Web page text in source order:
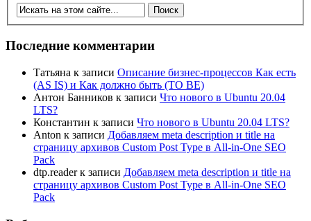
Последние комментарии
Татьяна к записи Описание бизнес-процессов Как есть
(AS IS) и Как должно быть (TO BE)
Антон Банников к записи Что нового в Ubuntu 20.04
LTS?
Константин к записи Что нового в Ubuntu 20.04 LTS?
Anton к записи Добавляем meta description и title на
страницу архивов Custom Post Type в All-in-One SEO
Pack
dtp.readerк записи Добавляем meta description и title на
страницу архивов Custom Post Type в All-in-One SEO
Pack